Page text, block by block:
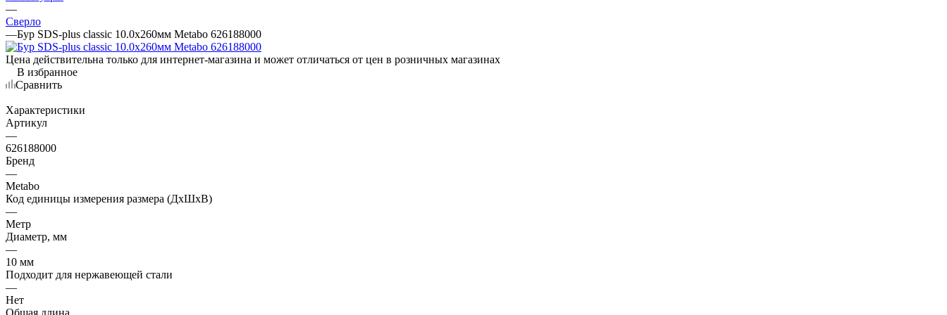
—
Сверло
—Бур SDS-plus classic 10.0х260мм Metabo 626188000
Цена действительна только для интернет-магазина и может отличаться от цен в розничных магазинах
В избранное
Сравнить
Характеристики
Артикул
—
626188000
Бренд
—
Metabo
Код единицы измерения размера (ДхШхВ)
—
Метр
Диаметр, мм
—
10 мм
Подходит для нержавеющей стали
—
Нет
Общая длина